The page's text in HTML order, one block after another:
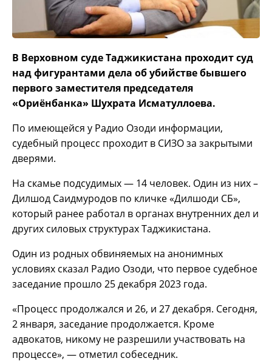
В Верховном суде Таджикистана проходит суд
над фигурантами дела об убийстве бывшего
первого заместителя председателя
«Ориёнбанка» Шухрата Исматуллоева.
По имеющейся у Радио Озоди информации,
судебный процесс проходит в СИЗО за закрытыми
дверями.
На скамье подсудимых — 14 человек. Один из них –
Дилшод Саидмуродов по кличке «Дилшоди СБ»,
который ранее работал в органах внутренних дел и
других силовых структурах Таджикистана.
Один из родных обвиняемых на анонимных
условиях сказал Радио Озоди, что первое судебное
заседание прошло 25 декабря 2023 года.
«Процесс продолжался и 26, и 27 декабря. Сегодня,
2 января, заседание продолжается. Кроме
адвокатов, никому не разрешили участвовать на
процессе», — отметил собеседник.